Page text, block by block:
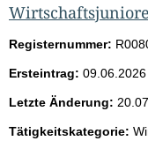
Registernummer:
Ersteintrag: 09.06.2026
Letzte Änderung:
Tätigkeitskategorie: